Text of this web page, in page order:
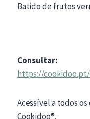
Batido de frutos
Consultar:
https://
Acessível a todos
Cookidoo®.